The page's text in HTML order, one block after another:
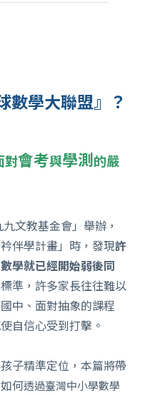
數學大聯盟』？
對會考與學測的嚴
文教基金會」舉辦，
伴學計畫」時，發現許
學就已經開始弱後同
準，許多家長往往難以
中、面對抽象的課程
自信心受到打擊。
子精準定位，本篇將帶
何透過臺灣中小學數學